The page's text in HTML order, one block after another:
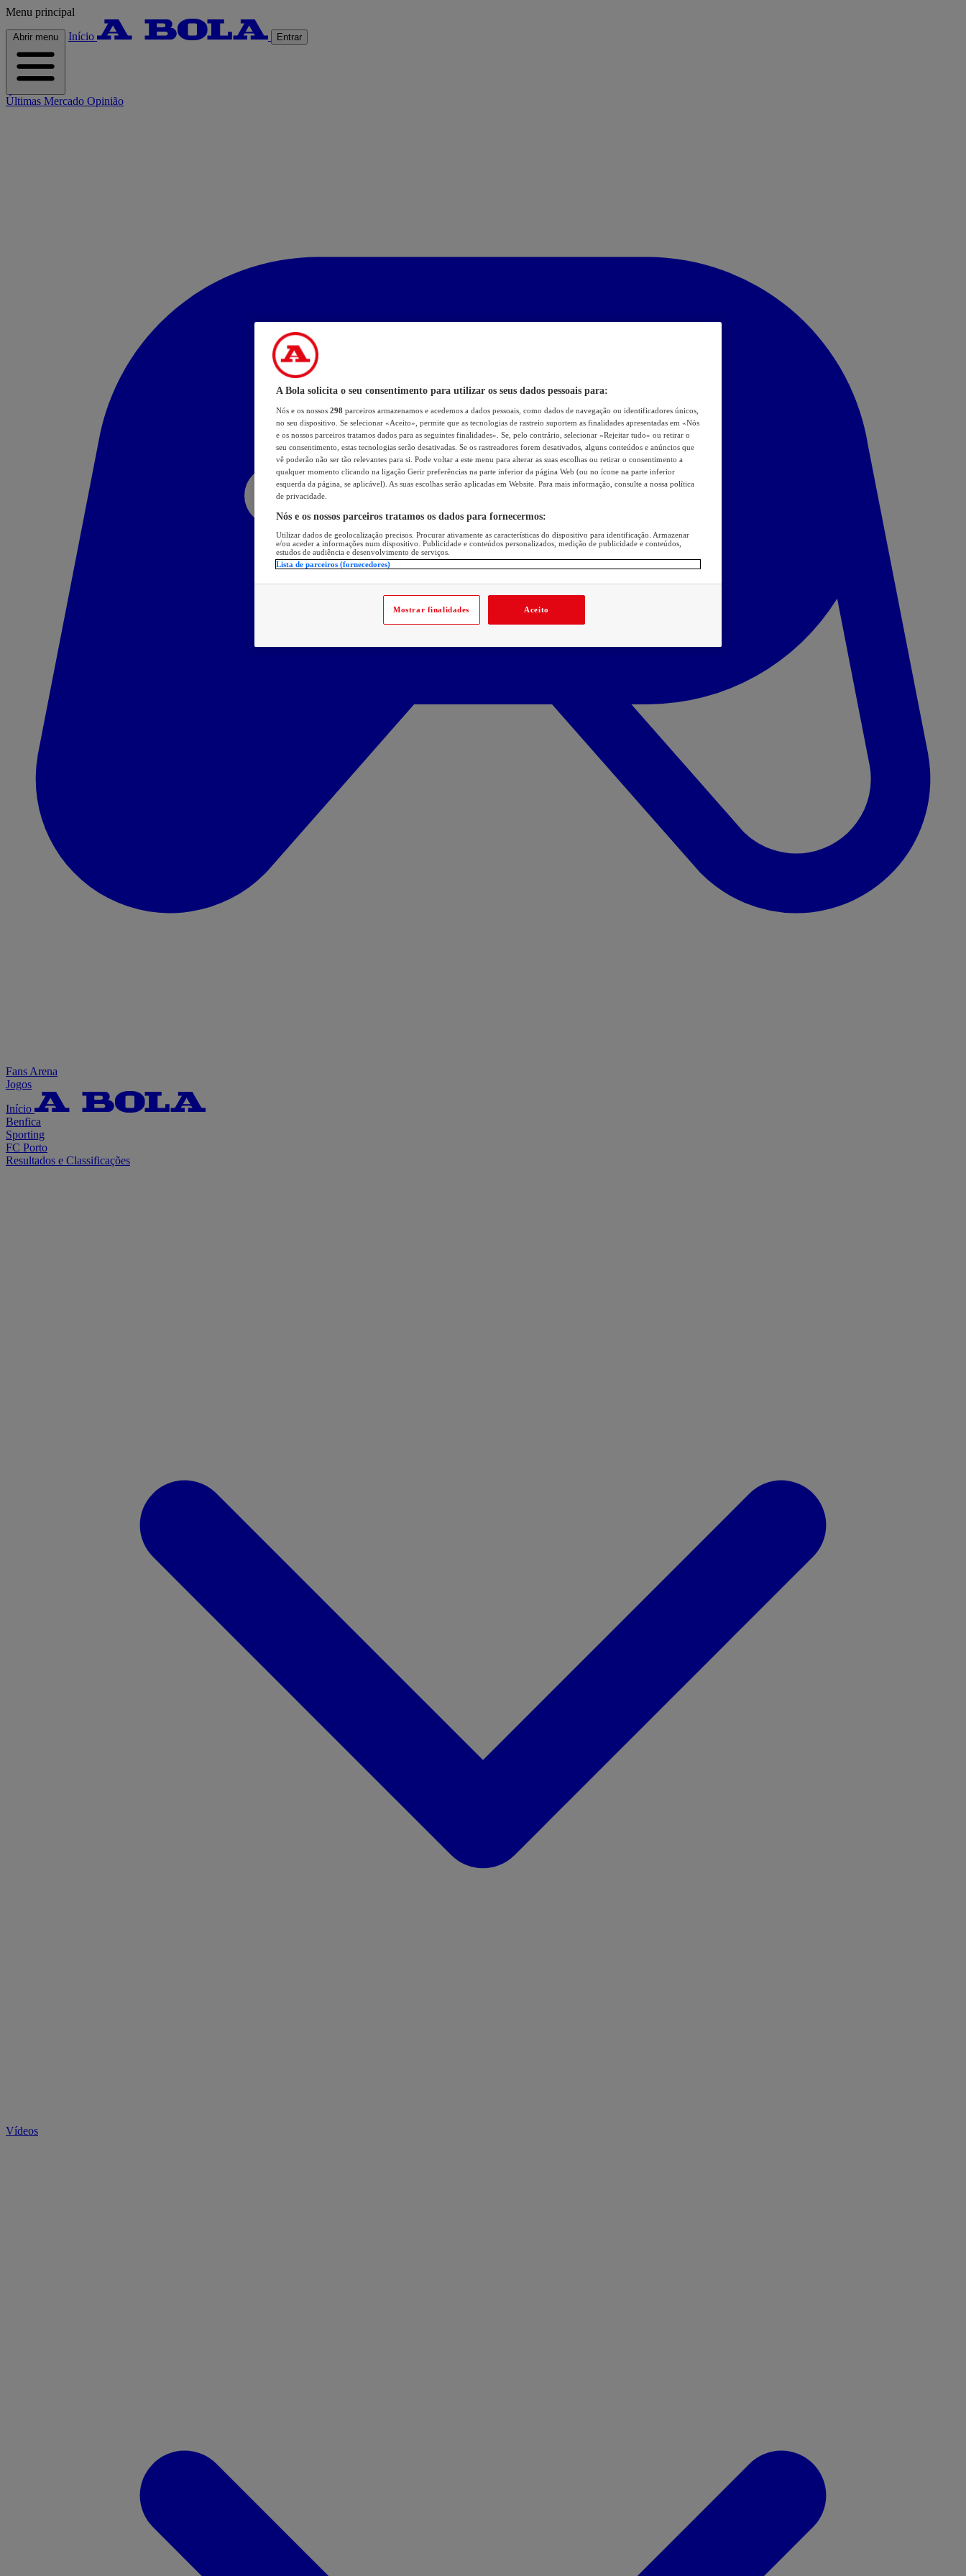
Menu principal
Abrir menu Início Entrar
Últimas Mercado Opinião
Fans Arena
Jogos
Início
Benfica
Sporting
FC Porto
Resultados e Classificações
Vídeos
A Bola solicita o seu consentimento para utilizar os seus dados pessoais para:
Nós e os nossos 298 parceiros armazenamos e acedemos a dados pessoais, como dados de navegação ou identificadores únicos,
no seu dispositivo. Se selecionar «Aceito», permite que as tecnologias de rastreio suportem as finalidades apresentadas em «Nós
e os nossos parceiros tratamos dados para as seguintes finalidades». Se, pelo contrário, selecionar «Rejeitar tudo» ou retirar o
seu consentimento, estas tecnologias serão desativadas. Se os rastreadores forem desativados, alguns conteúdos e anúncios que
vê poderão não ser tão relevantes para si. Pode voltar a este menu para alterar as suas escolhas ou retirar o consentimento a
qualquer momento clicando na ligação Gerir preferências na parte inferior da página Web (ou no ícone na parte inferior
esquerda da página, se aplicável). As suas escolhas serão aplicadas em Website. Para mais informação, consulte a nossa política
de privacidade.
Nós e os nossos parceiros tratamos os dados para fornecermos:
Utilizar dados de geolocalização precisos. Procurar ativamente as características do dispositivo para identificação. Armazenar
e/ou aceder a informações num dispositivo. Publicidade e conteúdos personalizados, medição de publicidade e conteúdos,
estudos de audiência e desenvolvimento de serviços.
Lista de parceiros (fornecedores)
Mostrar finalidades Aceito